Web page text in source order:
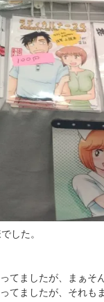
した。
てましたが、まぁそ
てましたが、それも